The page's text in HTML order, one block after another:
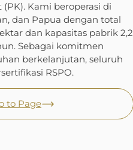
Kami beroperasi di
dan Papua dengan total
dan kapasitas pabrik 2,2
Sebagai komitmen
berkelanjutan, seluruh
RSPO.
to Page